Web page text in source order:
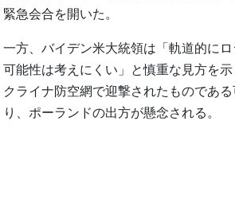
緊急会合を開いた。
一方、バイデン米大統領は「軌道的に
可能性は考えにくい」と慎重な見方を
クライナ防空網で迎撃されたものであ
り、ポーランドの出方が懸念される。